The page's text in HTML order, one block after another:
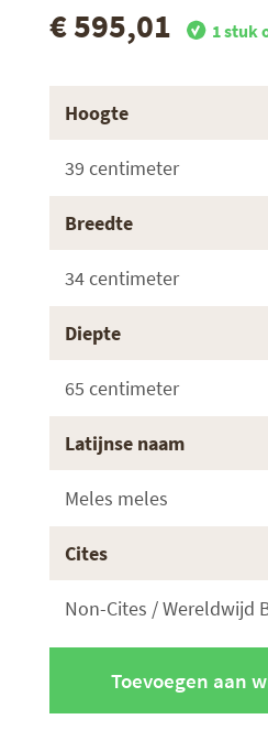
€ 595,01 1 stuk
Hoogte
39 centimeter
Breedte
34 centimeter
Diepte
65 centimeter
Latijnse naam
Meles meles
Cites
Non-Cites / Wereldwijd
Toevoegen aan